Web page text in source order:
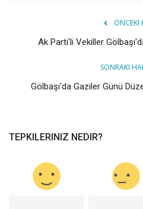
ÖNCEKI
Ak Parti'li Vekiller
SONRAKI
Gölbaşı'da Gaziler Günü
TEPKILERINIZ NEDIR?